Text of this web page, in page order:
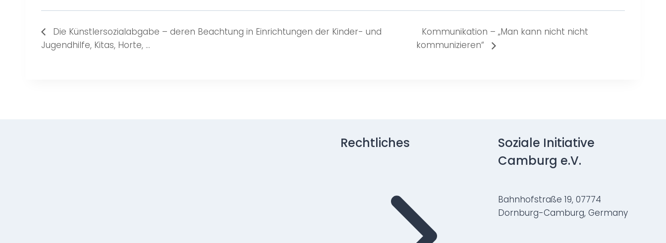
Die Künstlersozialabgabe – deren Beachtung in Einrichtungen der Kinder- und
Jugendhilfe, Kitas, Horte, …
Kommunikation – „Man kann nicht nicht
kommunizieren“
Rechtliches
Soziale Initiative
Camburg e.V.
Bahnhofstraße 19, 07774
Dornburg-Camburg, Germany